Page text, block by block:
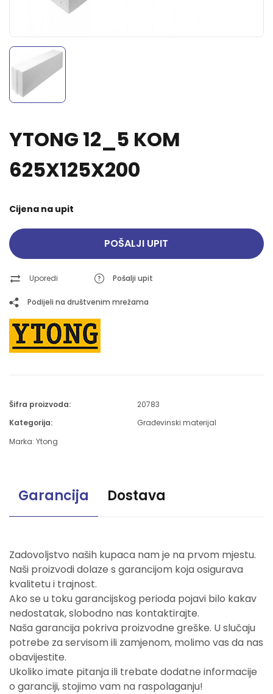
YTONG 12_5 KOM
625X125X200
Cijena na upit
POŠALJI UPIT
Uporedi Pošalji upit
Podijeli na društvenim mrežama
Šifra proizvoda:
20783
Kategorija:
Građevinski materijal
Marka: Ytong
Garancija Dostava
Zadovoljstvo naših kupaca nam je na prvom mjestu.
Naši proizvodi dolaze s garancijom koja osigurava
kvalitetu i trajnost.
Ako se u toku garancijskog perioda pojavi bilo kakav
nedostatak, slobodno nas kontaktirajte.
Naša garancija pokriva proizvodne greške. U slučaju
potrebe za servisom ili zamjenom, molimo vas da nas
obavijestite.
Ukoliko imate pitanja ili trebate dodatne informacije
o garanciji, stojimo vam na raspolaganju!